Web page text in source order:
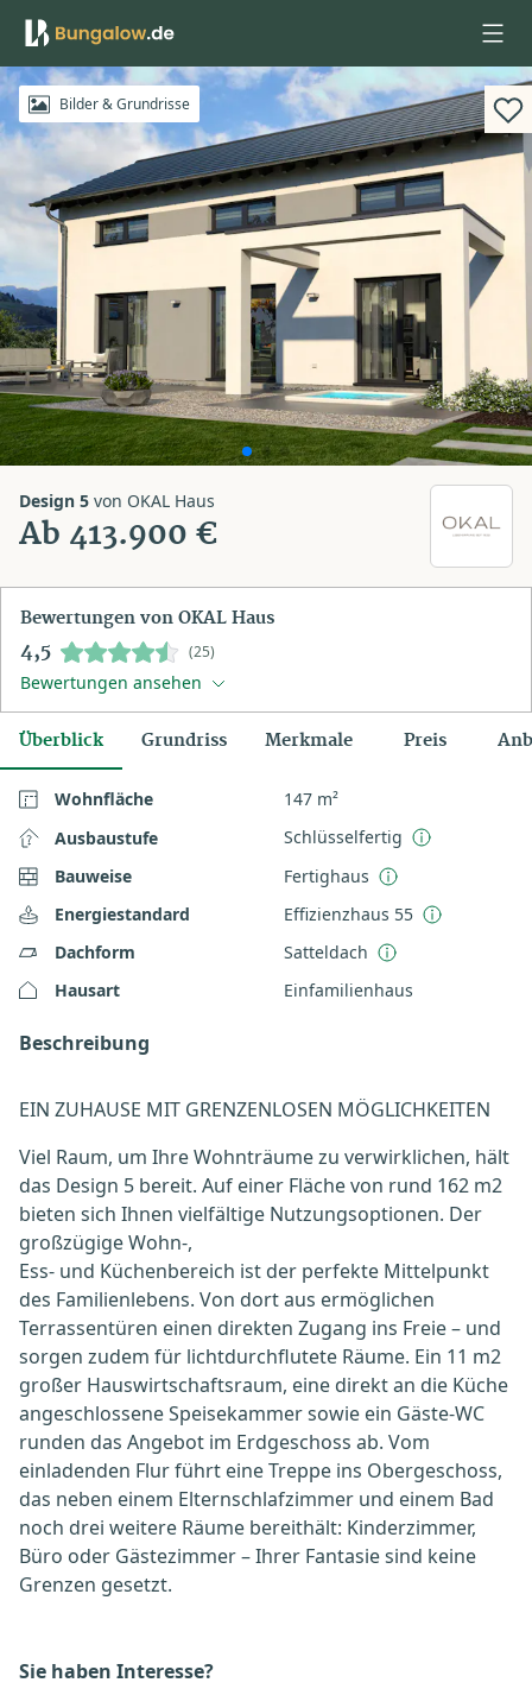
Anmelden
Bilder & Grundrisse
Design 5 von OKAL Haus
Ab 413.900 €
Bewertungen von OKAL Haus
4,5 (25)
Bewertungen ansehen
Überblick Grundriss Merkmale Preis
Wohnfläche
147 m²
Ausbaustufe
Schlüsselfertig
Bauweise
Fertighaus
Energiestandard
Effizienzhaus 55
Dachform
Satteldach
Hausart
Einfamilienhaus
Beschreibung
EIN ZUHAUSE MIT GRENZENLOSEN MÖGLICHKEITEN
Viel Raum, um Ihre Wohnträume zu verwirklichen, hält
das Design 5 bereit. Auf einer Fläche von rund 162 m2
bieten sich Ihnen vielfältige Nutzungsoptionen. Der
großzügige Wohn-,
Ess- und Küchenbereich ist der perfekte Mittelpunkt
des Familienlebens. Von dort aus ermöglichen
Terrassentüren einen direkten Zugang ins Freie – und
sorgen zudem für lichtdurchflutete Räume. Ein 11 m2
großer Hauswirtschaftsraum, eine direkt an die Küche
angeschlossene Speisekammer sowie ein Gäste-WC
runden das Angebot im Erdgeschoss ab. Vom
einladenden Flur führt eine Treppe ins Obergeschoss,
das neben einem Elternschlafzimmer und einem Bad
noch drei weitere Räume bereithält: Kinderzimmer,
Büro oder Gästezimmer – Ihrer Fantasie sind keine
Grenzen gesetzt.
Sie haben Interesse?